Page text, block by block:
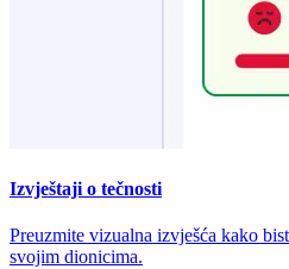
Izvještaji o tečnosti
Preuzmite vizualna izvješća kako
svojim dionicima.